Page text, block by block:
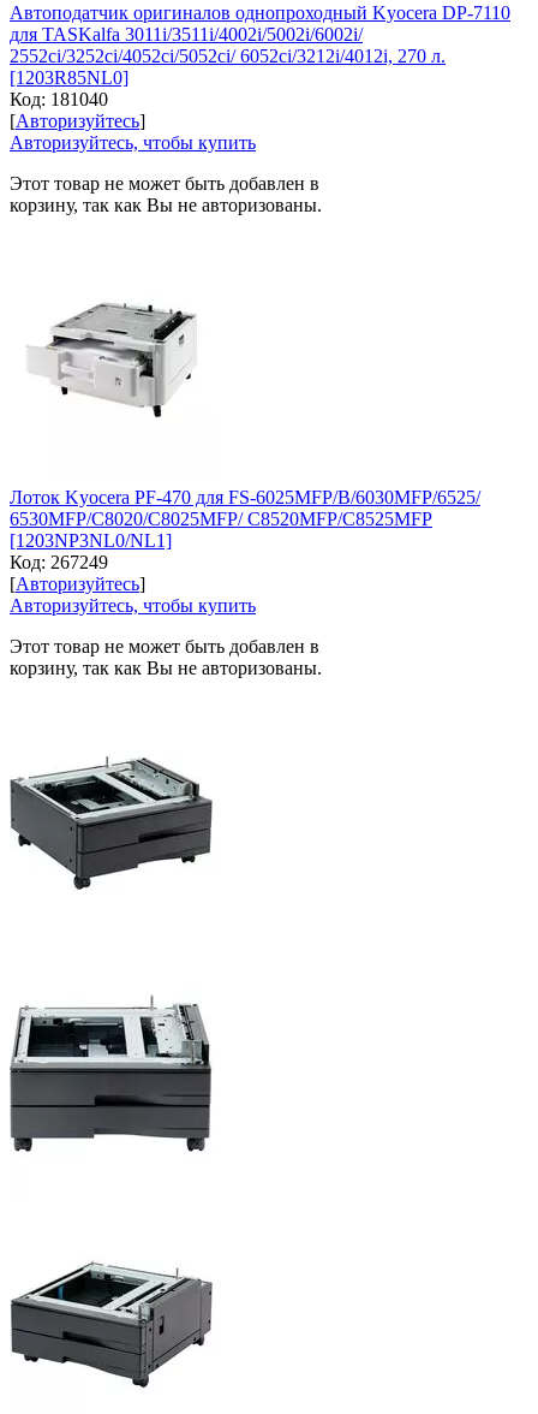
Автоподатчик оригиналов однопроходный Kyocera DP-7110
для TASKalfa 3011i/3511i/4002i/5002i/6002i/
2552ci/3252ci/4052ci/5052ci/ 6052ci/3212i/4012i, 270 л.
[1203R85NL0]
Код: 181040
[Авторизуйтесь]
Авторизуйтесь, чтобы купить
Этот товар не может быть добавлен в
корзину, так как Вы не авторизованы.
Лоток Kyocera PF-470 для FS-6025MFP/B/6030MFP/6525/
6530MFP/C8020/C8025MFP/ C8520MFP/C8525MFP
[1203NP3NL0/NL1]
Код: 267249
[Авторизуйтесь]
Авторизуйтесь, чтобы купить
Этот товар не может быть добавлен в
корзину, так как Вы не авторизованы.